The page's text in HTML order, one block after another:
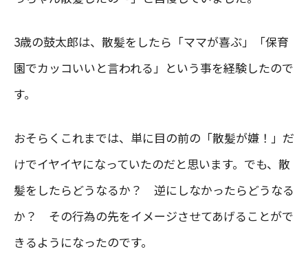
3歳の鼓太郎は、散髪をしたら「ママが喜ぶ」「保育
園でカッコいいと言われる」という事を経験したので
す。
おそらくこれまでは、単に目の前の「散髪が嫌！」だ
けでイヤイヤになっていたのだと思います。でも、散
髪をしたらどうなるか？ 逆にしなかったらどうなる
か？ その行為の先をイメージさせてあげることがで
きるようになったのです。